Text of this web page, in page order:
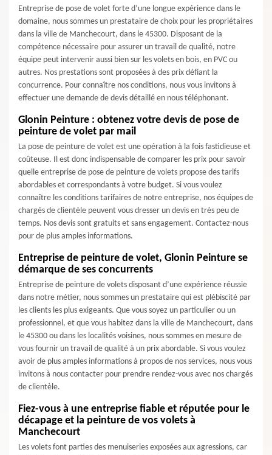
Entreprise de pose de volet forte d’une longue expérience dans le
domaine, nous sommes un prestataire de choix pour les propriétaires
dans la ville de Manchecourt, dans le 45300. Disposant de la
compétence nécessaire pour assurer un travail de qualité, notre
équipe peut intervenir aussi bien sur les volets en bois, en PVC ou
autres. Nos prestations sont proposées à des prix défiant la
concurrence. Pour connaître nos conditions, nous vous invitons à
effectuer une demande de devis détaillé en nous téléphonant.
Glonin Peinture : obtenez votre devis de pose de
peinture de volet par mail
La pose de peinture de volet est une opération à la fois fastidieuse et
coûteuse. Il est donc indispensable de comparer les prix pour savoir
quelle entreprise de pose de peinture de volets propose des tarifs
abordables et correspondants à votre budget. Si vous voulez
connaître les conditions tarifaires de notre entreprise, nos équipes de
chargés de clientèle peuvent vous dresser un devis en très peu de
temps. Nos devis sont gratuits et sans engagement. Contactez-nous
pour de plus amples informations.
Entreprise de peinture de volet, Glonin Peinture se
démarque de ses concurrents
Entreprise de peinture de volets disposant d’une expérience réussie
dans notre métier, nous sommes un prestataire qui est plébiscité par
les clients les plus exigeants. Que vous soyez un particulier ou un
professionnel, et que vous habitez dans la ville de Manchecourt, dans
le 45300 ou dans les localités voisines, nous sommes en mesure de
vous fournir un travail de qualité à un prix abordable. Si vous voulez
avoir de plus amples informations à propos de nos services, nous vous
invitons à nous contacter pour prendre rendez-vous avec nos chargés
de clientèle.
Fiez-vous à une entreprise fiable et réputée pour le
décapage et la peinture de vos volets à
Manchecourt
Les volets font parties des menuiseries exposées aux agressions, car